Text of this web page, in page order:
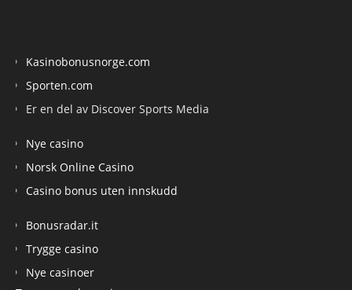
Kasinobonusnorge.com
Sporten.com
Er en del av Discover Sports Media
Nye casino
Norsk Online Casino
Casino bonus uten innskudd
Bonusradar.it
Trygge casino
Nye casinoer